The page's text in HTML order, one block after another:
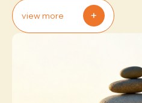
view more +